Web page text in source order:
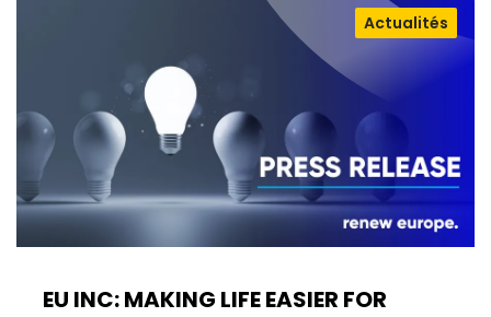
EU INC: MAKING LIFE EASIER FOR
Actualités